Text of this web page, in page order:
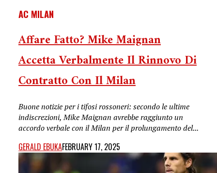
AC MILAN
Affare Fatto? Mike Maignan
Accetta Verbalmente Il Rinnovo Di
Contratto Con Il Milan
Buone notizie per i tifosi rossoneri: secondo le ultime
indiscrezioni, Mike Maignan avrebbe raggiunto un
accordo verbale con il Milan per il prolungamento del...
GERALD EBUKAFEBRUARY 17, 2025